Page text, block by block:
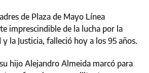
de Plaza de Mayo Línea
imprescindible de la lucha por la
la Justicia, falleció hoy a los 95 años.
hijo Alejandro Almeida marcó para